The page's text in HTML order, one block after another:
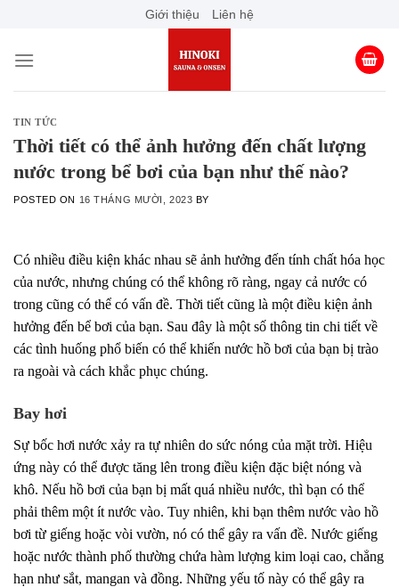
content
Giới thiệu Liên hệ
TIN TỨC
Thời tiết có thể ảnh hưởng đến chất lượng
nước trong bể bơi của bạn như thế nào?
POSTED ON 16 THÁNG MƯỜI, 2023 BY
Có nhiều điều kiện khác nhau sẽ ảnh hưởng đến tính chất hóa học
của nước, nhưng chúng có thể không rõ ràng, ngay cả nước có
trong cũng có thể có vấn đề. Thời tiết cũng là một điều kiện ảnh
hưởng đến bể bơi của bạn. Sau đây là một số thông tin chi tiết về
các tình huống phổ biến có thể khiến nước hồ bơi của bạn bị trào
ra ngoài và cách khắc phục chúng.
Bay hơi
Sự bốc hơi nước xảy ra tự nhiên do sức nóng của mặt trời. Hiệu
ứng này có thể được tăng lên trong điều kiện đặc biệt nóng và
khô. Nếu hồ bơi của bạn bị mất quá nhiều nước, thì bạn có thể
phải thêm một ít nước vào. Tuy nhiên, khi bạn thêm nước vào hồ
bơi từ giếng hoặc vòi vườn, nó có thể gây ra vấn đề. Nước giếng
hoặc nước thành phố thường chứa hàm lượng kim loại cao, chẳng
hạn như sắt, mangan và đồng. Những yếu tố này có thể gây ra